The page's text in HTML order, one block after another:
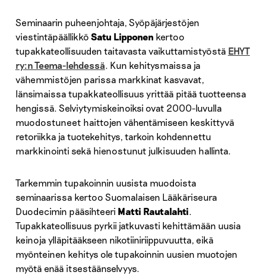
Seminaarin puheenjohtaja, Syöpäjärjestöjen
viestintäpäällikkö Satu Lipponen kertoo
tupakkateollisuuden taitavasta vaikuttamistyöstä EHYT
ry:n Teema-lehdessä. Kun kehitysmaissa ja
vähemmistöjen parissa markkinat kasvavat,
länsimaissa tupakkateollisuus yrittää pitää tuotteensa
hengissä. Selviytymiskeinoiksi ovat 2000-luvulla
muodostuneet haittojen vähentämiseen keskittyvä
retoriikka ja tuotekehitys, tarkoin kohdennettu
markkinointi sekä hienostunut julkisuuden hallinta.
Tarkemmin tupakoinnin uusista muodoista
seminaarissa kertoo Suomalaisen Lääkäriseura
Duodecimin pääsihteeri Matti Rautalahti.
Tupakkateollisuus pyrkii jatkuvasti kehittämään uusia
keinoja ylläpitääkseen nikotiiniriippuvuutta, eikä
myönteinen kehitys ole tupakoinnin uusien muotojen
myötä enää itsestäänselvyys.